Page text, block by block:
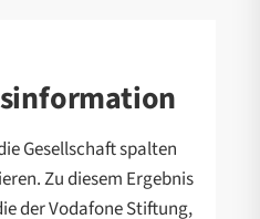
Gesellschaft spalten
Zu diesem Ergebnis
der Vodafone Stiftung,